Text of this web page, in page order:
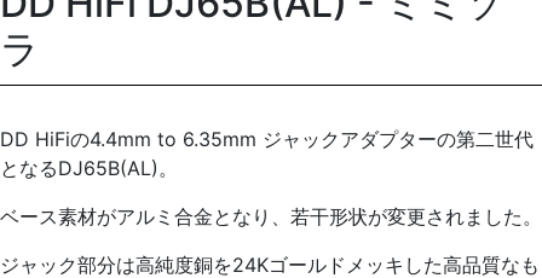
ラ
DD HiFiの4.4mm to 6.35mm ジャックアダプターの第二世代
となるDJ65B(AL)。
ベース素材がアルミ合金となり、若干形状が変更されました。
ジャック部分は高純度銅を24Kゴールドメッキした高品質なも